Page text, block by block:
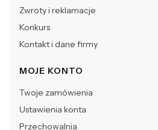
Zwroty i reklamacje
Konkurs
Kontakt i dane firmy
MOJE KONTO
Twoje zamówienia
Ustawienia konta
Przechowalnia